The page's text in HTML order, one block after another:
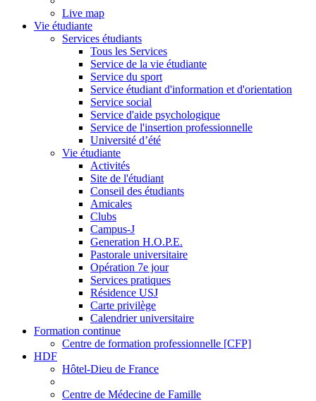
Live map
Vie étudiante
Services étudiants
Tous les Services
Service de la vie étudiante
Service du sport
Service étudiant d'information et d'orientation
Service social
Service d'aide psychologique
Service de l'insertion professionnelle
Université d’été
Vie étudiante
Activités
Site de l'étudiant
Conseil des étudiants
Amicales
Clubs
Campus-J
Generation H.O.P.E.
Pastorale universitaire
Opération 7e jour
Services pratiques
Résidence USJ
Carte privilège
Calendrier universitaire
Formation continue
Centre de formation professionnelle [CFP]
HDF
Hôtel-Dieu de France
Centre de Médecine de Famille